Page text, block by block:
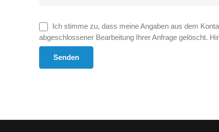
Ich stimme zu, dass meine Angaben aus dem
abgeschlossener Bearbeitung Ihrer Anfrage gelöscht.